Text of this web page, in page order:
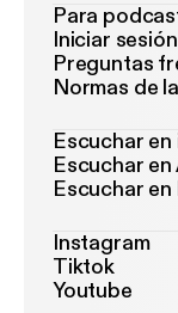
Para
Iniciar
Preguntas
Normas de
Escuchar en
Escuchar
Escuchar en
Instagram
Tiktok
Youtube